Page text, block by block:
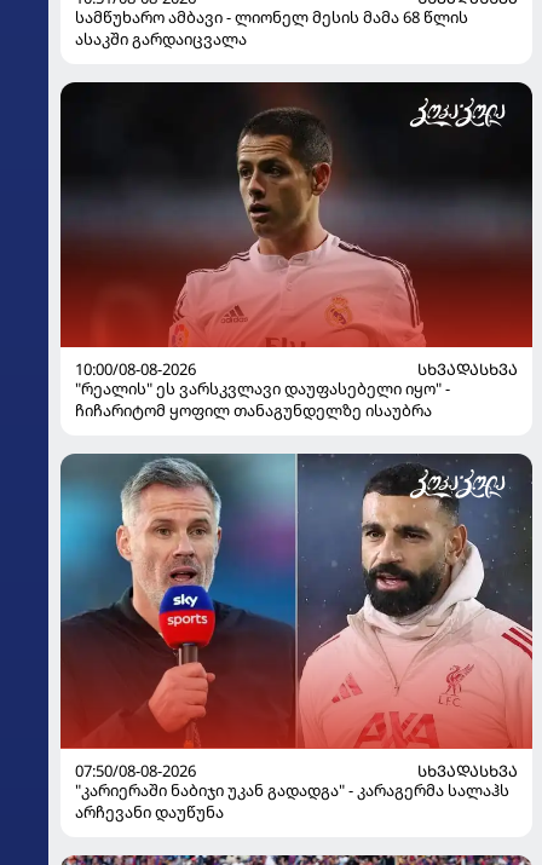
სამწუხარო ამბავი - ლიონელ მესის მამა 68 წლის
ასაკში გარდაიცვალა
10:00/08-08-2026
ᲡᲮᲕᲐᲓᲐᲡᲮᲕᲐ
"რეალის" ეს ვარსკვლავი დაუფასებელი იყო" -
ჩიჩარიტომ ყოფილ თანაგუნდელზე ისაუბრა
07:50/08-08-2026
ᲡᲮᲕᲐᲓᲐᲡᲮᲕᲐ
"კარიერაში ნაბიჯი უკან გადადგა" - კარაგერმა სალაჰს
არჩევანი დაუწუნა